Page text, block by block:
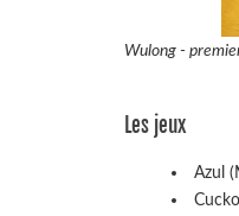
Wulong -
Les jeux
Azul